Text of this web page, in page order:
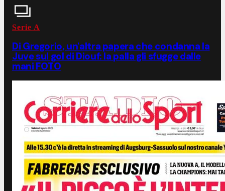
Serie A
Di Gregorio, un'altra papera che condanna la
Juve sul gol di Diouf: la palla gli sfugge dalle
mani FOTO